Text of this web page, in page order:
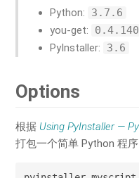
Python:
3.7.6
you-get:
PyInstaller:
3.6
Options
根据 Using PyInstaller —
打包一个简单 Python 程序